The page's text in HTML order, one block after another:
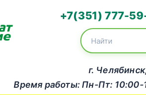
+7(351) 777-
г.
Время работы: Пн-Пт: 10:00-